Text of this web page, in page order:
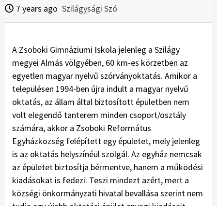
7 years ago Szilágysági Szó
A Zsoboki Gimnáziumi Iskola jelenleg a Szilágy
megyei Almás völgyében, 60 km-es körzetben az
egyetlen magyar nyelvű szórványoktatás. Amikor a
településen 1994-ben újra indult a magyar nyelvű
oktatás, az állam által biztosított épületben nem
volt elegendő tanterem minden csoport/osztály
számára, akkor a Zsoboki Református
Egyházközség felépített egy épületet, mely jelenleg
is az oktatás helyszínéül szolgál. Az egyház nemcsak
az épületet biztosítja bérmentve, hanem a működési
kiadásokat is fedezi. Teszi mindezt azért, mert a
községi önkormányzati hivatal bevallása szerint nem